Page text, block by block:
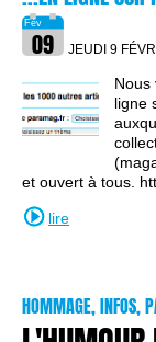
JEUDI 9
Nous
ligne
et ouvert à tous.
lire
HOMMAGE, INFOS,